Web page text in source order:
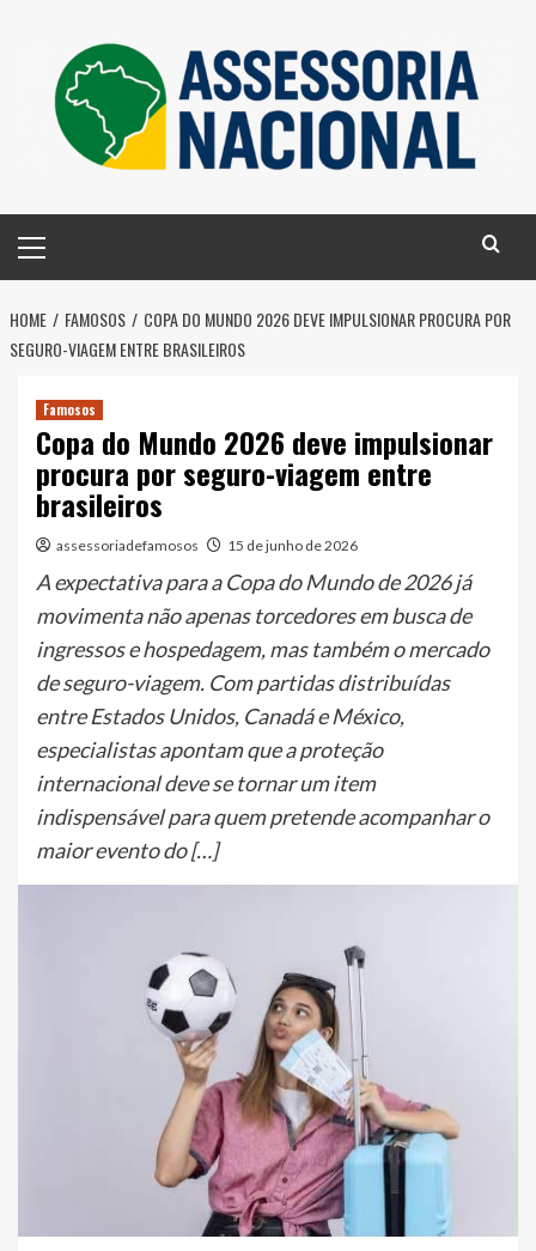
content
Menu
HOME FAMOSOS
COPA DO MUNDO 2026 DEVE IMPULSIONAR PROCURA POR
SEGURO-VIAGEM ENTRE BRASILEIROS
Famosos
Copa do Mundo 2026 deve impulsionar
procura por seguro-viagem entre
brasileiros
assessoriadefamosos 15 de junho de 2026
A expectativa para a Copa do Mundo de 2026 já
movimenta não apenas torcedores em busca de
ingressos e hospedagem, mas também o mercado
de seguro-viagem. Com partidas distribuídas
entre Estados Unidos, Canadá e México,
especialistas apontam que a proteção
internacional deve se tornar um item
indispensável para quem pretende acompanhar o
maior evento do […]